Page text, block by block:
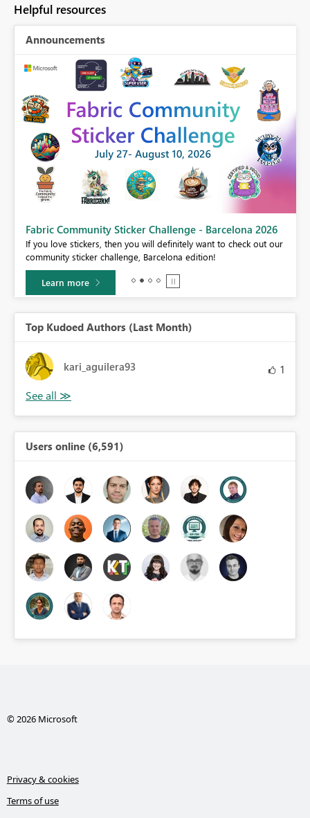
Helpful resources
Announcements
Fabric Community Sticker Challenge - Barcelona 2026
If you love stickers, then you will definitely want to check out our
community sticker challenge, Barcelona edition!
Learn more
Top Kudoed Authors (Last Month)
kari_aguilera93 1
Users online (6,591)
© 2026 Microsoft
Privacy & cookies
Terms of use